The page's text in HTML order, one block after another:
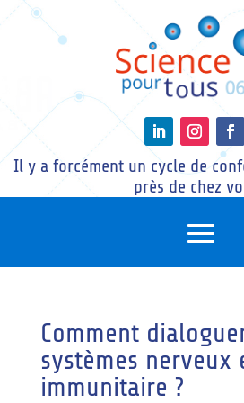
Il y a forcément un cycle de
près de chez
Comment
systèmes nerveux
immunitaire ?